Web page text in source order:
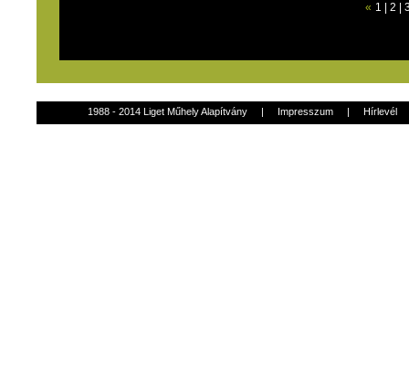
« 1 2
1988 - 2014 Liget Műhely Alapítvány | Impresszum | Hírlevél